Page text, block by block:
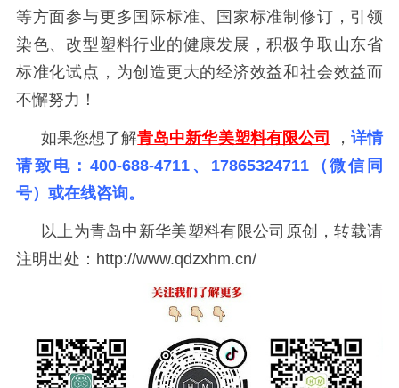
等方面参与更多国际标准、国家标准制修订，引领
染色、改型塑料行业的健康发展，积极争取山东省
标准化试点，为创造更大的经济效益和社会效益而
不懈努力！
如果您想了解青岛中新华美塑料有限公司 ，详情
请致电：400-688-4711、17865324711（微信同
号）或在线咨询。
以上为青岛中新华美塑料有限公司原创，转载请
注明出处：http://www.qdzxhm.cn/